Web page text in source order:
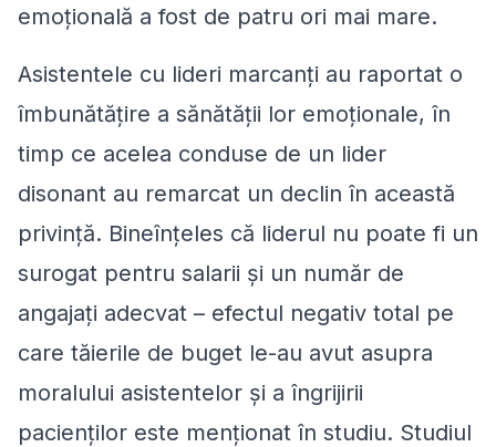
emoțională a fost de patru ori mai mare.
Asistentele cu lideri marcanți au raportat o
îmbunătățire a sănătății lor emoționale, în
timp ce acelea conduse de un lider
disonant au remarcat un declin în această
privință. Bineînțeles că liderul nu poate fi un
surogat pentru salarii și un număr de
angajați adecvat – efectul negativ total pe
care tăierile de buget le-au avut asupra
moralului asistentelor și a îngrijirii
pacienților este menționat în studiu. Studiul